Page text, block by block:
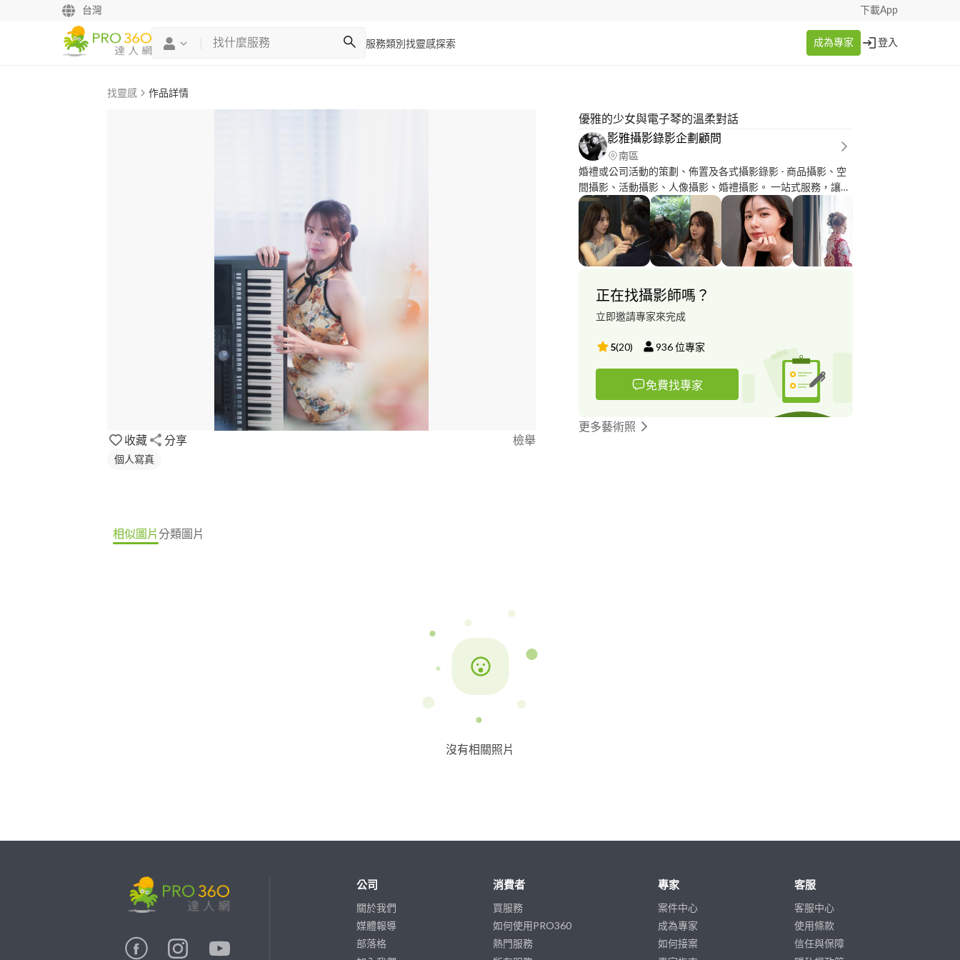
台灣 下載App
服務類別 找靈感探索 成為專家 登入
找靈感 作品詳情
收藏 分享 檢舉
個人寫真
優雅的少女與電子琴的溫柔對話
影雅攝影錄影企劃顧問
南區
婚禮或公司活動的策劃、佈置及各式攝影錄影 - 商品攝影、空
間攝影、活動攝影、人像攝影、婚禮攝影。 一站式服務，讓您
輕鬆享受每一刻。 我們為正在籌備婚禮或公司活動的客戶提供
全面而專業的顧問服務。從場地佈置到節目安排，再到攝影錄
影，我們都能夠精心打造並記錄下您美好而難忘的時刻。不再
有壓力和困憊, 我們在此支援你
正在找攝影師嗎？
立即邀請專家來完成
5(20) 936位專家
免費找專家
更多藝術照
相似圖片分類圖片
沒有相關照片
公司
關於我們
媒體報導
部落格
消費者
買服務
如何使用PRO360
熱門服務
專家
案件中心
成為專家
如何接案
客服
客服中心
使用條款
信任與保障